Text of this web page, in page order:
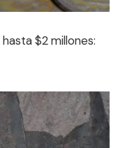
$2 millones: